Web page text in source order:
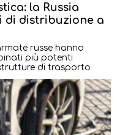
la Russia
di distribuzione a
russe hanno
più potenti
di trasporto